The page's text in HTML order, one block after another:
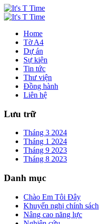
Home
Tờ A4
Dự án
Sự kiện
Tin tức
Thư viện
Đồng hành
Liên hệ
Lưu trữ
Tháng 3 2024
Tháng 1 2024
Tháng 9 2023
Tháng 8 2023
Danh mục
Chào Em Tôi Đây
Khuyến nghị chính sách
Nâng cao năng lực